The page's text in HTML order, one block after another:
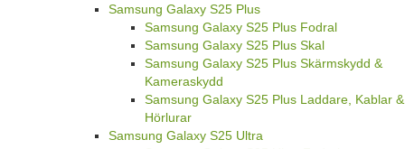
Samsung Galaxy S25 Plus
Samsung Galaxy S25 Plus Fodral
Samsung Galaxy S25 Plus Skal
Samsung Galaxy S25 Plus Skärmskydd &
Kameraskydd
Samsung Galaxy S25 Plus Laddare, Kablar &
Hörlurar
Samsung Galaxy S25 Ultra